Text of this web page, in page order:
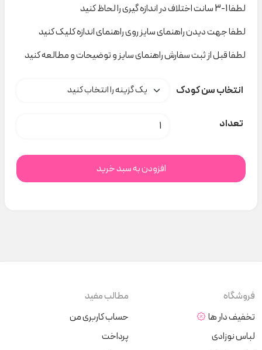
لطفا 1-3 سانت اختلاف در اندازه گیری را لحاظ کنید
لطفا جهت دیدن راهنمای سایز روی راهنمای اندازه کلیک کنید
لطفا قبل از ثبت سفارش راهنمای سایز و توضیحات و مطالعه کنید
انتخاب سن کودک
تعداد ست دایناسور indigo کد t000254 عدد
افزودن به سبد خرید
فروشگاه
تخفیف دار ها
لباس نوزادی
مطالب مفید
حساب کاربری من
پرداخت